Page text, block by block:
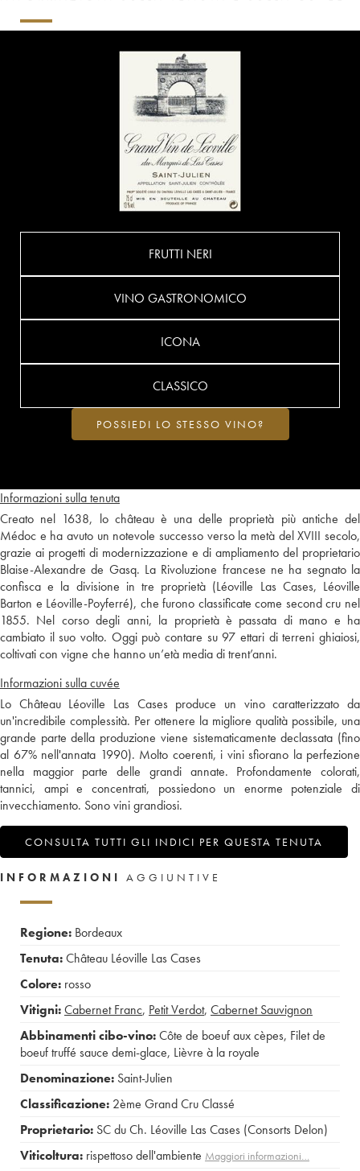
Informazioni sulla tenuta
Creato nel 1638, lo château è una delle proprietà più antiche del
Médoc e ha avuto un notevole successo verso la metà del XVIII secolo,
grazie ai progetti di modernizzazione e di ampliamento del proprietario
Blaise-Alexandre de Gasq. La Rivoluzione francese ne ha segnato la
confisca e la divisione in tre proprietà (Léoville Las Cases, Léoville
Barton e Léoville-Poyferré), che furono classificate come second cru nel
1855. Nel corso degli anni, la proprietà è passata di mano e ha
cambiato il suo volto. Oggi può contare su 97 ettari di terreni ghiaiosi,
coltivati con vigne che hanno un’età media di trent’anni.
Informazioni sulla cuvée
Lo Château Léoville Las Cases produce un vino caratterizzato da
un'incredibile complessità. Per ottenere la migliore qualità possibile, una
grande parte della produzione viene sistematicamente declassata (fino
al 67% nell'annata 1990). Molto coerenti, i vini sfiorano la perfezione
nella maggior parte delle grandi annate. Profondamente colorati,
tannici, ampi e concentrati, possiedono un enorme potenziale di
invecchiamento. Sono vini grandiosi.
CONSULTA TUTTI GLI INDICI PER QUESTA TENUTA
FRUTTI NERI
VINO GASTRONOMICO
ICONA
CLASSICO
POSSIEDI LO STESSO VINO?
INFORMAZIONI AGGIUNTIVE
Regione: Bordeaux
Tenuta:Château Léoville Las Cases
Colore: rosso
Vitigni:Cabernet Franc, Petit Verdot, Cabernet Sauvignon
Abbinamenti cibo-vino:Côte de boeuf aux cèpes, Filet de
boeuf truffé sauce demi-glace, Lièvre à la royale
Denominazione: Saint-Julien
Classificazione: 2ème Grand Cru Classé
Proprietario: SC du Ch. Léoville Las Cases (Consorts Delon)
Viticoltura: rispettoso dell'ambiente Maggiori informazioni…